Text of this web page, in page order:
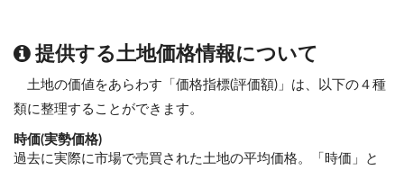
提供する土地価格情報について
土地の価値をあらわす「価格指標(評価額)」は、以下の４種
類に整理することができます。
時価(実勢価格)
過去に実際に市場で売買された土地の平均価格。「時価」と